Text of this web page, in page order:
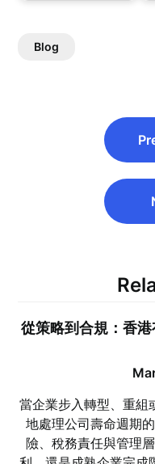
Blog
navigation
從策略到合規：香
當企業步入轉型、重組
地處理公司壽命週期
險、稅務責任與管理